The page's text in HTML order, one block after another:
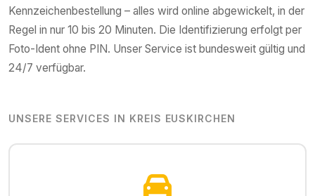
Kennzeichenbestellung – alles wird online abgewickelt, in der
Regel in nur 10 bis 20 Minuten. Die Identifizierung erfolgt per
Foto-Ident ohne PIN. Unser Service ist bundesweit gültig und
24/7 verfügbar.
UNSERE SERVICES IN KREIS EUSKIRCHEN